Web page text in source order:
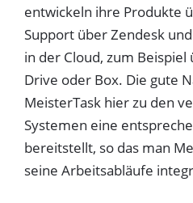
entwickeln ihre Produkte
Support über Zendesk
in der Cloud, zum
Drive oder Box. Die gute
MeisterTask hier zu den
Systemen eine
bereitstellt, so das man
seine Arbeitsabläufe